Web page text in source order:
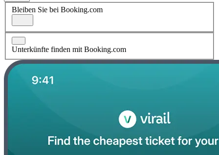
Bleiben Sie bei Booking.com
Unterkünfte finden mit Booking.com